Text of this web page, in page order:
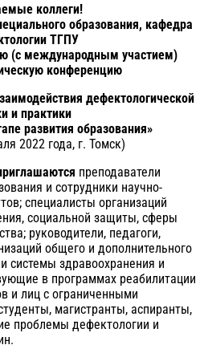
коллеги!
образования, кафедра
ТГПУ
(с международным участием)
конференцию
дефектологической
и практики
развития образования»
2022 года, г. Томск)
преподаватели
и сотрудники научно-
специалисты организаций
социальной защиты, сферы
руководители, педагоги,
общего и дополнительного
системы здравоохранения и
в программах реабилитации
и лиц с ограниченными
магистранты, аспиранты,
проблемы дефектологии и